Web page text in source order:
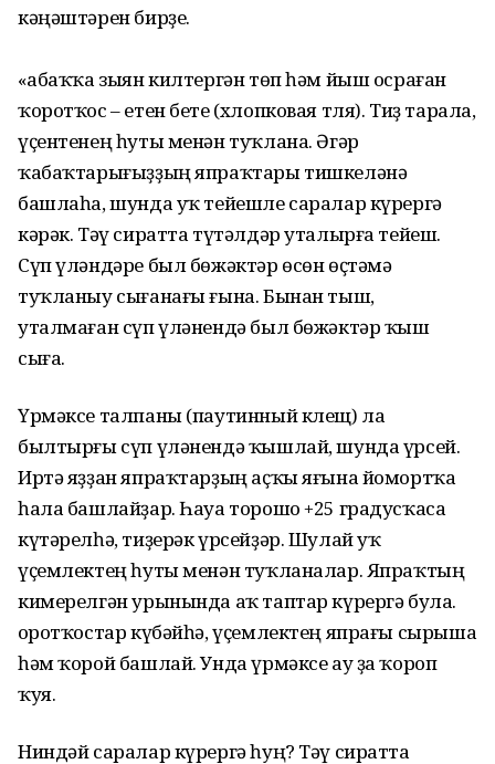
кәңәштәрен бирҙе.
«Ҡабаҡҡа зыян килтергән төп һәм йыш осраған
ҡоротҡос – етен бете (хлопковая тля). Тиҙ тарала,
үҫентенең һуты менән туҡлана. Әгәр
ҡабаҡтарығыҙҙың япраҡтары тишкеләнә
башлаһа, шунда уҡ тейешле саралар күрергә
кәрәк. Тәү сиратта түтәлдәр уталырға тейеш.
Сүп үләндәре был бөжәктәр өсөн өҫтәмә
туҡланыу сығанағы ғына. Бынан тыш,
уталмаған сүп үләнендә был бөжәктәр ҡыш
сыға.
Үрмәксе талпаны (паутинный клещ) ла
былтырғы сүп үләнендә ҡышлай, шунда үрсей.
Иртә яҙҙан япраҡтарҙың аҫҡы яғына йомортҡа
һала башлайҙар. Һауа торошо+25 градусҡаса
күтәрелһә, тиҙерәк үрсейҙәр. Шулай уҡ
үҫемлектең һуты менән туҡланалар. Япраҡтың
кимерелгән урынында аҡ таптар күрергә була.
Ҡоротҡостар күбәйһә, үҫемлектең япрағы сырыша
һәм ҡорой башлай. Унда үрмәксе ау ҙа ҡороп
ҡуя.
Ниндәй саралар күрергә һуң? Тәү сиратта